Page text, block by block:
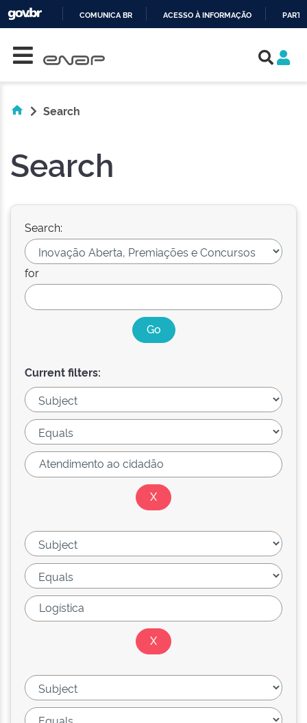
COMUNICA BR ACESSO À INFORMAÇÃO
Search
Search
Search:
for
Current filters: